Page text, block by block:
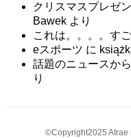
クリスマスプレゼ
Bawek より
これは。。。。すご
eスポーツ に
話題のニュースか
り
©Copyright2025 Atrae